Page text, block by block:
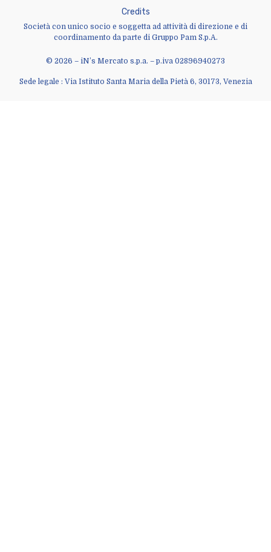
© 2026 – iN’s Mercato s.p.a. – p.iva 02896940273
Sede legale : Via Istituto Santa Maria della Pietà 6, 30173, Venezia
Credits
Società con unico socio e soggetta ad attività di direzione e di
coordinamento da parte di Gruppo Pam S.p.A.